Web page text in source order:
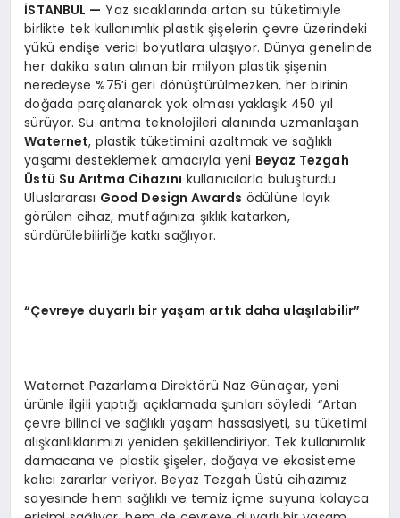
İSTANBUL — Yaz sıcaklarında artan su tüketimiyle
birlikte tek kullanımlık plastik şişelerin çevre üzerindeki
yükü endişe verici boyutlara ulaşıyor. Dünya genelinde
her dakika satın alınan bir milyon plastik şişenin
neredeyse %75’i geri dönüştürülmezken, her birinin
doğada parçalanarak yok olması yaklaşık 450 yıl
sürüyor. Su arıtma teknolojileri alanında uzmanlaşan
Waternet, plastik tüketimini azaltmak ve sağlıklı
yaşamı desteklemek amacıyla yeni Beyaz Tezgah
Üstü Su Arıtma Cihazını kullanıcılarla buluşturdu.
Uluslararası Good Design Awards ödülüne layık
görülen cihaz, mutfağınıza şıklık katarken,
sürdürülebilirliğe katkı sağlıyor.
“Çevreye duyarlı bir yaşam artık daha ulaşılabilir”
Waternet Pazarlama Direktörü Naz Günaçar, yeni
ürünle ilgili yaptığı açıklamada şunları söyledi: “Artan
çevre bilinci ve sağlıklı yaşam hassasiyeti, su tüketimi
alışkanlıklarımızı yeniden şekillendiriyor. Tek kullanımlık
damacana ve plastik şişeler, doğaya ve ekosisteme
kalıcı zararlar veriyor. Beyaz Tezgah Üstü cihazımız
sayesinde hem sağlıklı ve temiz içme suyuna kolayca